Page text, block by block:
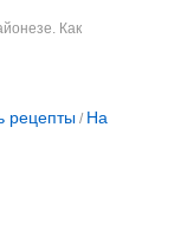
Как
рецепты / На